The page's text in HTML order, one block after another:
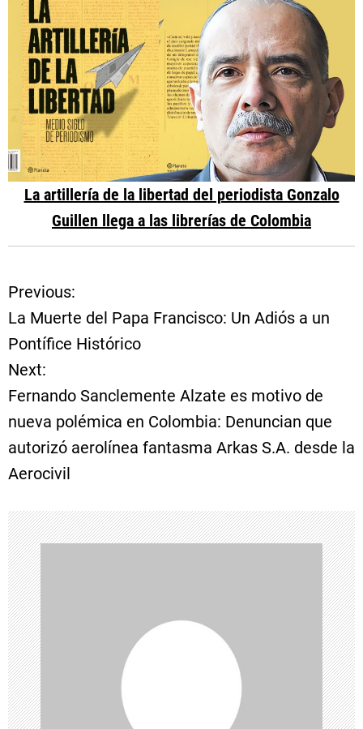
La artillería de la libertad del periodista Gonzalo
Guillen llega a las librerías de Colombia
N
a
v
e
g
c
i
ó
n
d
Previous:
La Muerte del Papa Francisco: Un Adiós a un
Pontífice Histórico
Next:
Fernando Sanclemente Alzate es motivo de
nueva polémica en Colombia: Denuncian que
autorizó aerolínea fantasma Arkas S.A. desde la
Aerocivil